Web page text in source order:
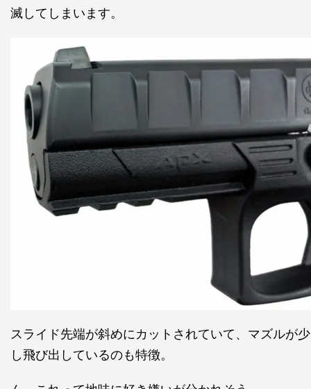
滅してしまいます。
スライド先端が斜めにカットされていて、マズルが少
し飛び出しているのも特徴。